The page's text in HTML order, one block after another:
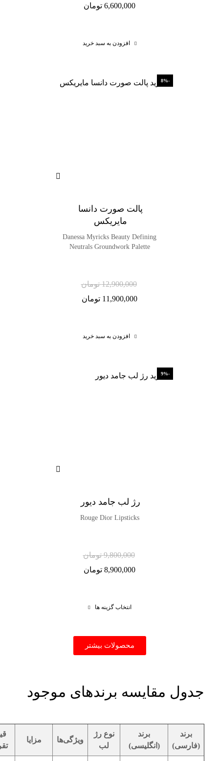
افزودن به سبد خرید
6,600,000 تومان
-8%
افزودن به سبد خرید
پالت صورت دانسا
مایریکس
Danessa Myricks Beauty Defining
Neutrals Groundwork Palette
12,900,000 تومان
11,900,000 تومان
-9%
انتخاب گزینه ها
رژ لب جامد دیور
Rouge Dior Lipsticks
9,800,000 تومان
8,900,000 تومان
محصولات بیشتر
جدول مقایسه برندهای موجود
برند
(فارسی)
برند
(انگلیسی)
نوع رژ
لب
ویژگی‌ها مزایا